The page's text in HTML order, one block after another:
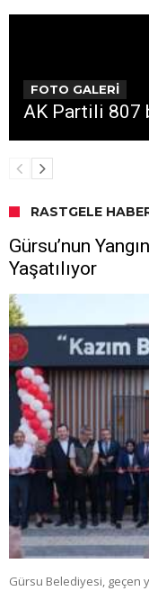
FOTO GALERİ
AK Partili 807
RASTGELE
Gürsu’nun
Yaşatılıyor
Gürsu Belediyesi, geçen